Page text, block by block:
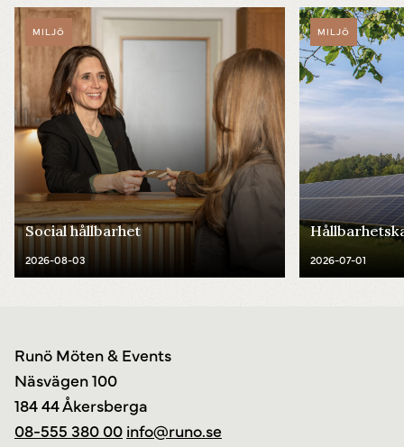
MILJÖ
Social hållbarhet
2026-08-03
MILJÖ
2026-07-01
Runö Möten & Events
Näsvägen 100
184 44 Åkersberga
08-555 380 00 info@runo.se